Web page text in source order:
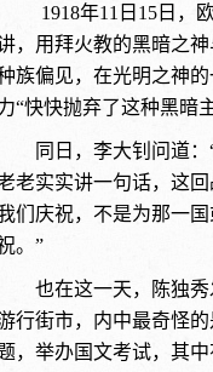
1918年11日15日，
，用拜火教的黑暗之
族偏见，在光明之神
“快快抛弃了这种黑暗
同日，李大钊问道
老实实讲一句话，这
们庆祝，不是为那一
。”
也在这一天，陈独
行街市，内中最奇怪
，举办国文考试，其